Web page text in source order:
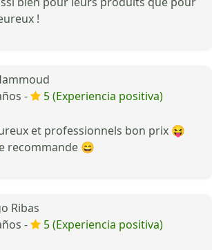
!
-
5 (Experiencia positiva)
et professionnels bon prix 😝
recommande 😄
Ribas
-
5 (Experiencia positiva)